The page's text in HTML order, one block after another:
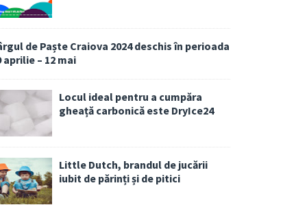
de Paște Craiova 2024 deschis în perioada
aprilie – 12 mai
Locul ideal pentru a cumpăra
gheață carbonică este DryIce24
Little Dutch, brandul de jucării
iubit de părinți și de pitici